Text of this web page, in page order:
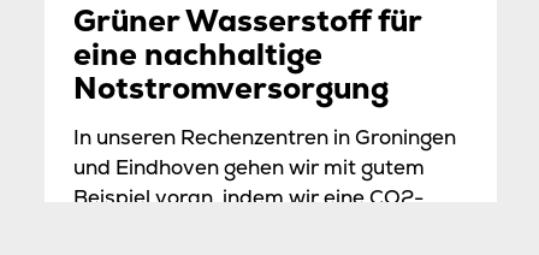
Grüner Wasserstoff für
eine nachhaltige
Notstromversorgung
In unseren Rechenzentren in Groningen
und Eindhoven gehen wir mit gutem
Beispiel voran, indem wir eine CO2-